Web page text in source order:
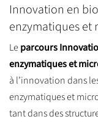
Innovation en
enzymatiques et
Leparcours
enzymatiques et
à l’innovation dans
enzymatiques et
tant dans des